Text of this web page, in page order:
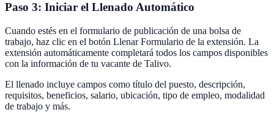
Paso 3: Iniciar el Llenado Automático
Cuando estés en el formulario de publicación de una bolsa de
trabajo, haz clic en el botón Llenar Formulario de la extensión. La
extensión automáticamente completará todos los campos disponibles
con la información de tu vacante de Talivo.
El llenado incluye campos como título del puesto, descripción,
requisitos, beneficios, salario, ubicación, tipo de empleo, modalidad
de trabajo y más.